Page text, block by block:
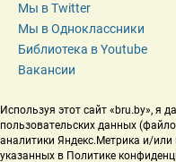
Мы в Twitter
Мы в Одноклассники
Библиотека в Youtube
Вакансии
Используя этот сайт «bru.by», я
пользовательских данных
аналитики Яндекс.Метрика и/или
указанных в Политике